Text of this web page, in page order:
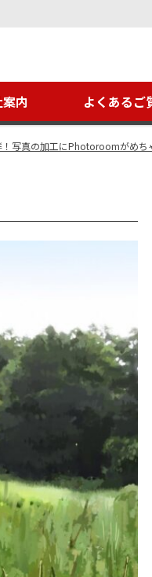
内 よくあるご
写真の加工にPhotoroomがめち